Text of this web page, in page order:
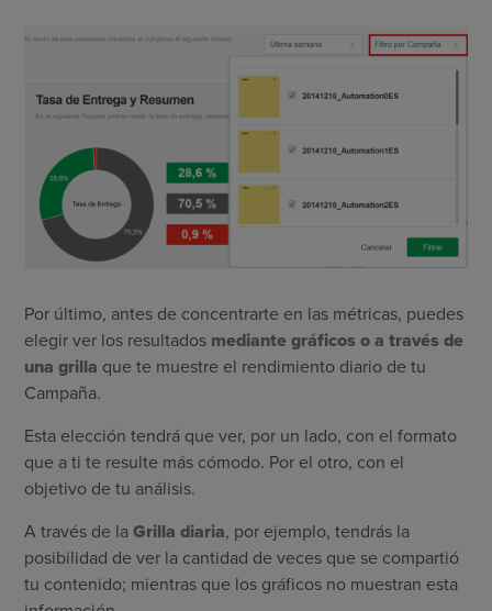
Por último, antes de concentrarte en las métricas, puedes
elegir ver los resultados mediante gráficos o a través de
una grilla que te muestre el rendimiento diario de tu
Campaña.
Esta elección tendrá que ver, por un lado, con el formato
que a ti te resulte más cómodo. Por el otro, con el
objetivo de tu análisis.
A través de la Grilla diaria, por ejemplo, tendrás la
posibilidad de ver la cantidad de veces que se compartió
tu contenido; mientras que los gráficos no muestran esta